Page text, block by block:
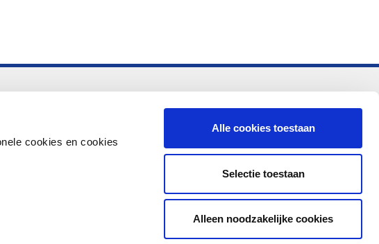
cookies en cookies
Alle cookies toestaan
Selectie toestaan
Alleen noodzakelijke cookies